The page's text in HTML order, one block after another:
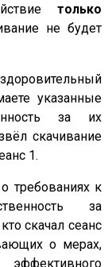
только
не будет
указанные
за их
скачивание
1.
требованиях к
за
скачал сеанс
о мерах,